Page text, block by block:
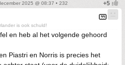
2025 @ 08:37 • 232
is ook schuld!
en heb al het volgende gehoord
Piastri en Norris is precies het